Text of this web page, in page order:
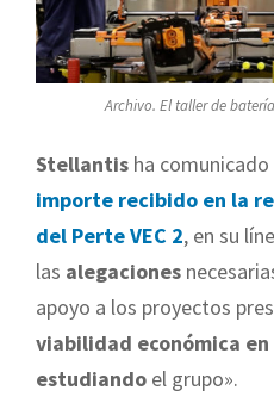
Archivo. El taller de
Stellantis ha comunicado
importe recibido en la
del Perte VEC 2, en su
las alegaciones
apoyo a los proyectos
viabilidad económica en
estudiando el grupo».